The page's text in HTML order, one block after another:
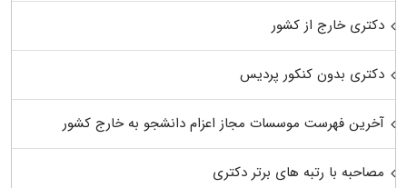
دکتری خارج از کشور
دکتری بدون کنکور پردیس
آخرین فهرست موسسات مجاز اعزام دانشجو به خارج کشور
مصاحبه با رتبه های برتر دکتری